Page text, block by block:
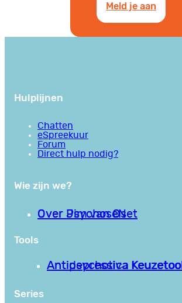
Meld je aan
Hulplijnen
Chatten
eSpreekuur
Forum
Direct hulp nodig?
Wie zijn we?
Over PsychoseNet
Over Jim van Os
Tools
Antipsychotica Keuzetool
Antidepressiva Keuzetool
Series